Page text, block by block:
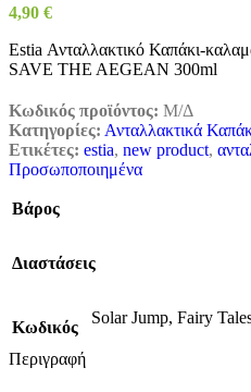
4,90 €
Estia Ανταλλακτικό Καπάκι-
SAVE THE AEGEAN 300ml
Κωδικός προϊόντος: Μ/Δ
Κατηγορίες: Ανταλλακτικά
Ετικέτες: estia, new product,
Προσωποποιημένα
Βάρος
Διαστάσεις
Κωδικός
Solar Jump, Fairy
Περιγραφή